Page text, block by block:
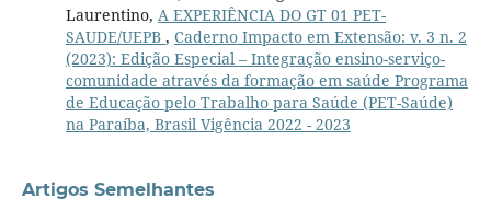
Laurentino, A EXPERIÊNCIA DO GT 01 PET-
SAUDE/UEPB , Caderno Impacto em Extensão: v. 3 n. 2
(2023): Edição Especial – Integração ensino-serviço-
comunidade através da formação em saúde Programa
de Educação pelo Trabalho para Saúde (PET-Saúde)
na Paraíba, Brasil Vigência 2022 - 2023
Artigos Semelhantes